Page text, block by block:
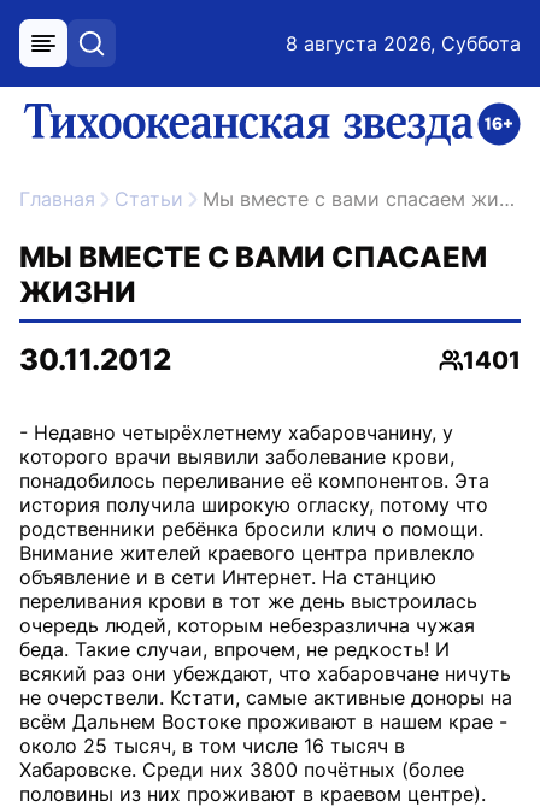
меню поиск 8 августа 2026, Суббота
ссылка на главную
Главная Статьи Мы вместе с вами спасаем жизни
МЫ ВМЕСТЕ С ВАМИ СПАСАЕМ
ЖИЗНИ
30.11.2012
1401
- Недавно четырёхлетнему хабаровчанину, у
которого врачи выявили заболевание крови,
понадобилось переливание её компонентов. Эта
история получила широкую огласку, потому что
родственники ребёнка бросили клич о помощи.
Внимание жителей краевого центра привлекло
объявление и в сети Интернет. На станцию
переливания крови в тот же день выстроилась
очередь людей, которым небезразлична чужая
беда. Такие случаи, впрочем, не редкость! И
всякий раз они убеждают, что хабаровчане ничуть
не очерствели. Кстати, самые активные доноры на
всём Дальнем Востоке проживают в нашем крае -
около 25 тысяч, в том числе 16 тысяч в
Хабаровске. Среди них 3800 почётных (более
половины из них проживают в краевом центре).